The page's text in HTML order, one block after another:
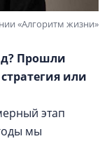
«Алгоритм жизни»
Прошли
или
этап
мы